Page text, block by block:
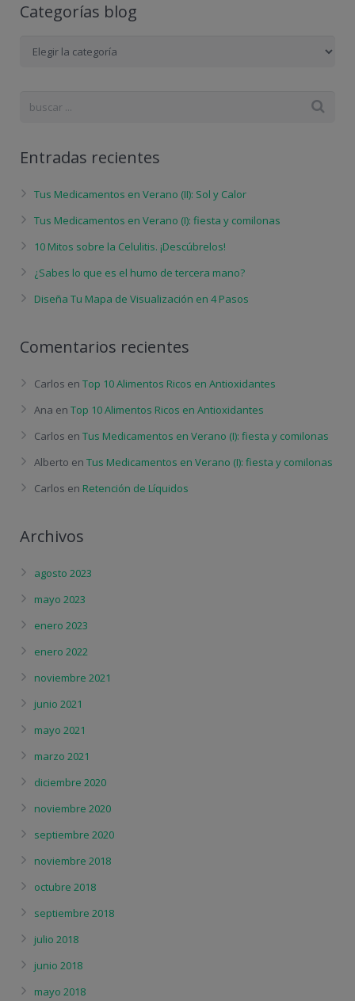
Categorías blog
Entradas recientes
Tus Medicamentos en Verano (II): Sol y Calor
Tus Medicamentos en Verano (I): fiesta y comilonas
10 Mitos sobre la Celulitis. ¡Descúbrelos!
¿Sabes lo que es el humo de tercera mano?
Diseña Tu Mapa de Visualización en 4 Pasos
Comentarios recientes
Carlos en Top 10 Alimentos Ricos en Antioxidantes
Ana en Top 10 Alimentos Ricos en Antioxidantes
Carlos en Tus Medicamentos en Verano (I): fiesta y comilonas
Alberto en Tus Medicamentos en Verano (I): fiesta y comilonas
Carlos en Retención de Líquidos
Archivos
agosto 2023
mayo 2023
enero 2023
enero 2022
noviembre 2021
junio 2021
mayo 2021
marzo 2021
diciembre 2020
noviembre 2020
septiembre 2020
noviembre 2018
octubre 2018
septiembre 2018
julio 2018
junio 2018
mayo 2018